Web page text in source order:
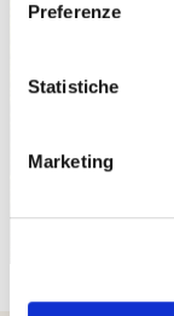
Preferenze
Statistiche
Marketing